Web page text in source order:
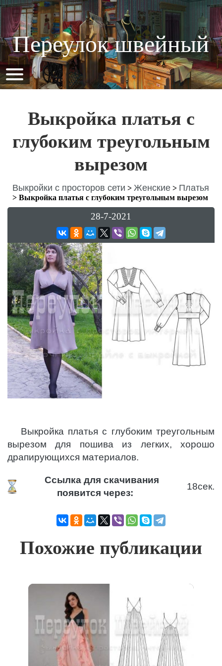
Переулок швейный
Выкройка платья с
глубоким треугольным
вырезом
Выкройки с просторов сети > Женские > Платья
> Выкройка платья с глубоким треугольным вырезом
28-7-2021
Выкройка платья с глубоким треугольным
вырезом для пошива из легких, хорошо
драпирующихся материалов.
Ссылка для скачивания
появится через:
18сек.
Похожие публикации